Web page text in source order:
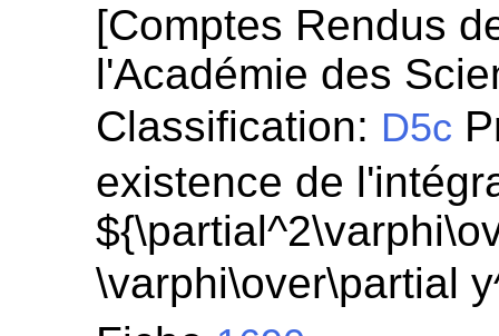
[Comptes Rendus
l'Académie des
Classification: D5c
existence de
\varphi\over\partial